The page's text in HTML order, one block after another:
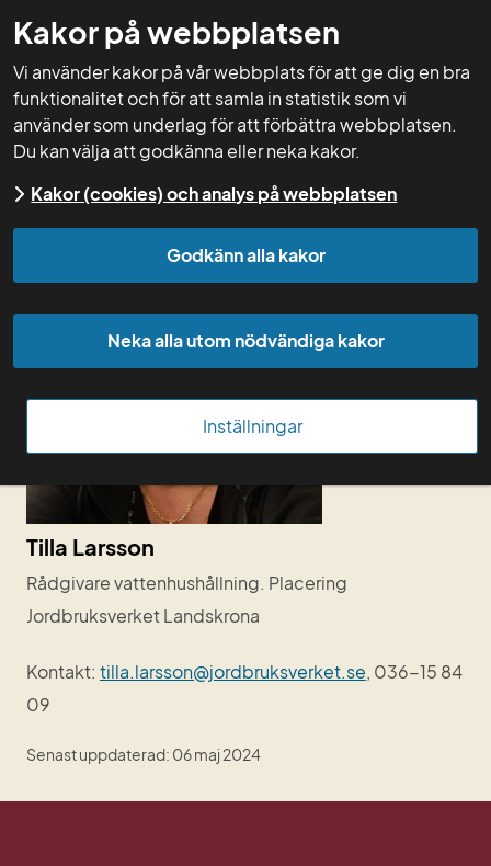
Kakor på webbplatsen
Vi använder kakor på vår webbplats för att ge dig en bra
funktionalitet och för att samla in statistik som vi
använder som underlag för att förbättra webbplatsen.
Du kan välja att godkänna eller neka kakor.
Kakor (cookies) och analys på webbplatsen
Godkänn alla kakor
Neka alla utom nödvändiga kakor
Inställningar
GNW-adm
Start
Tilla Larsson
Rådgivare vattenhushållning. Placering
Jordbruksverket Landskrona
Kontakt: tilla.larsson@jordbruksverket.se, 036-15 84
09
Senast uppdaterad: 06 maj 2024